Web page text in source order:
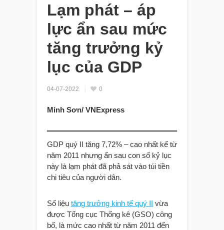
Lạm phát – áp
lực ẩn sau mức
tăng trưởng kỷ
lục của GDP
04-07-2022 0
Minh Sơn/ VNExpress
GDP quý II tăng 7,72% – cao nhất kể từ
năm 2011 nhưng ẩn sau con số kỷ lục
này là lạm phát đã phả sát vào túi tiền
chi tiêu của người dân.
Số liệu tăng trưởng kinh tế quý II vừa
được Tổng cục Thống kê (GSO) công
bố, là mức cao nhất từ năm 2011 đến